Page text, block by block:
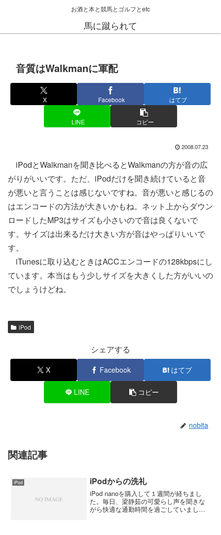
お酒と本と競馬とゴルフとetc
馬に蹴られて
音質はWalkmanに軍配
X Facebook はてブ
LINE コピー
2008.07.23
iPodとWalkmanを聞き比べるとWalkmanの方が音の広
がりがいいです。ただ、iPodだけを聞き続けていると音
が悪いと言うことは感じないですね。音が悪いと感じるの
はエンコードの方法が大きいかもね。ネット上からダウン
ロードしたMP3はサイズも小さいので音は良くないで
す。サイズは出来るだけ大きい方が音はやっぱりいいで
す。
iTunesに取り込むときはACCエンコードの128kbpsにし
ています。本当はもう少しサイズを大きくした方がいいの
でしょうけどね。
iPod
シェアする
X Facebook はてブ
LINE コピー
nobita
関連記事
iPod iPodからの洗礼
iPod nanoを購入して１週間が経ちまし
た。毎日、梁静茹の可愛らし声を聞きな
がら快適な通勤時間を過ごしていました